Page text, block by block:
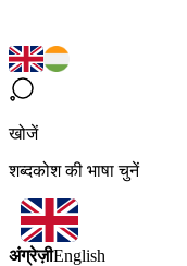
खोजें
शब्दकोश की भाषा चुनें
अंग्रेज़ीEnglish